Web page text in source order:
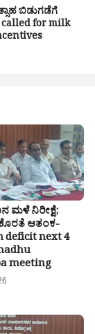
ಬಿಡುಗಡೆಗೆ
for milk
ಮಳೆ ನಿರೀಕ್ಷೆ;
ಆತಂಕ-
deficit next 4
meeting